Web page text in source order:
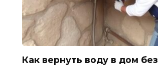
Как вернуть воду в дом без